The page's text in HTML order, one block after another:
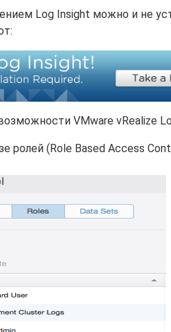
Log Insight можно и не
VMware vRealize
ролей (Role Based Access